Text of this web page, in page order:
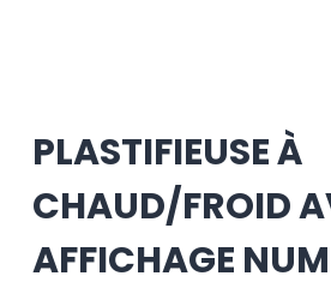
PLASTIFIEUSE À
CHAUD/FROID
AFFICHAGE